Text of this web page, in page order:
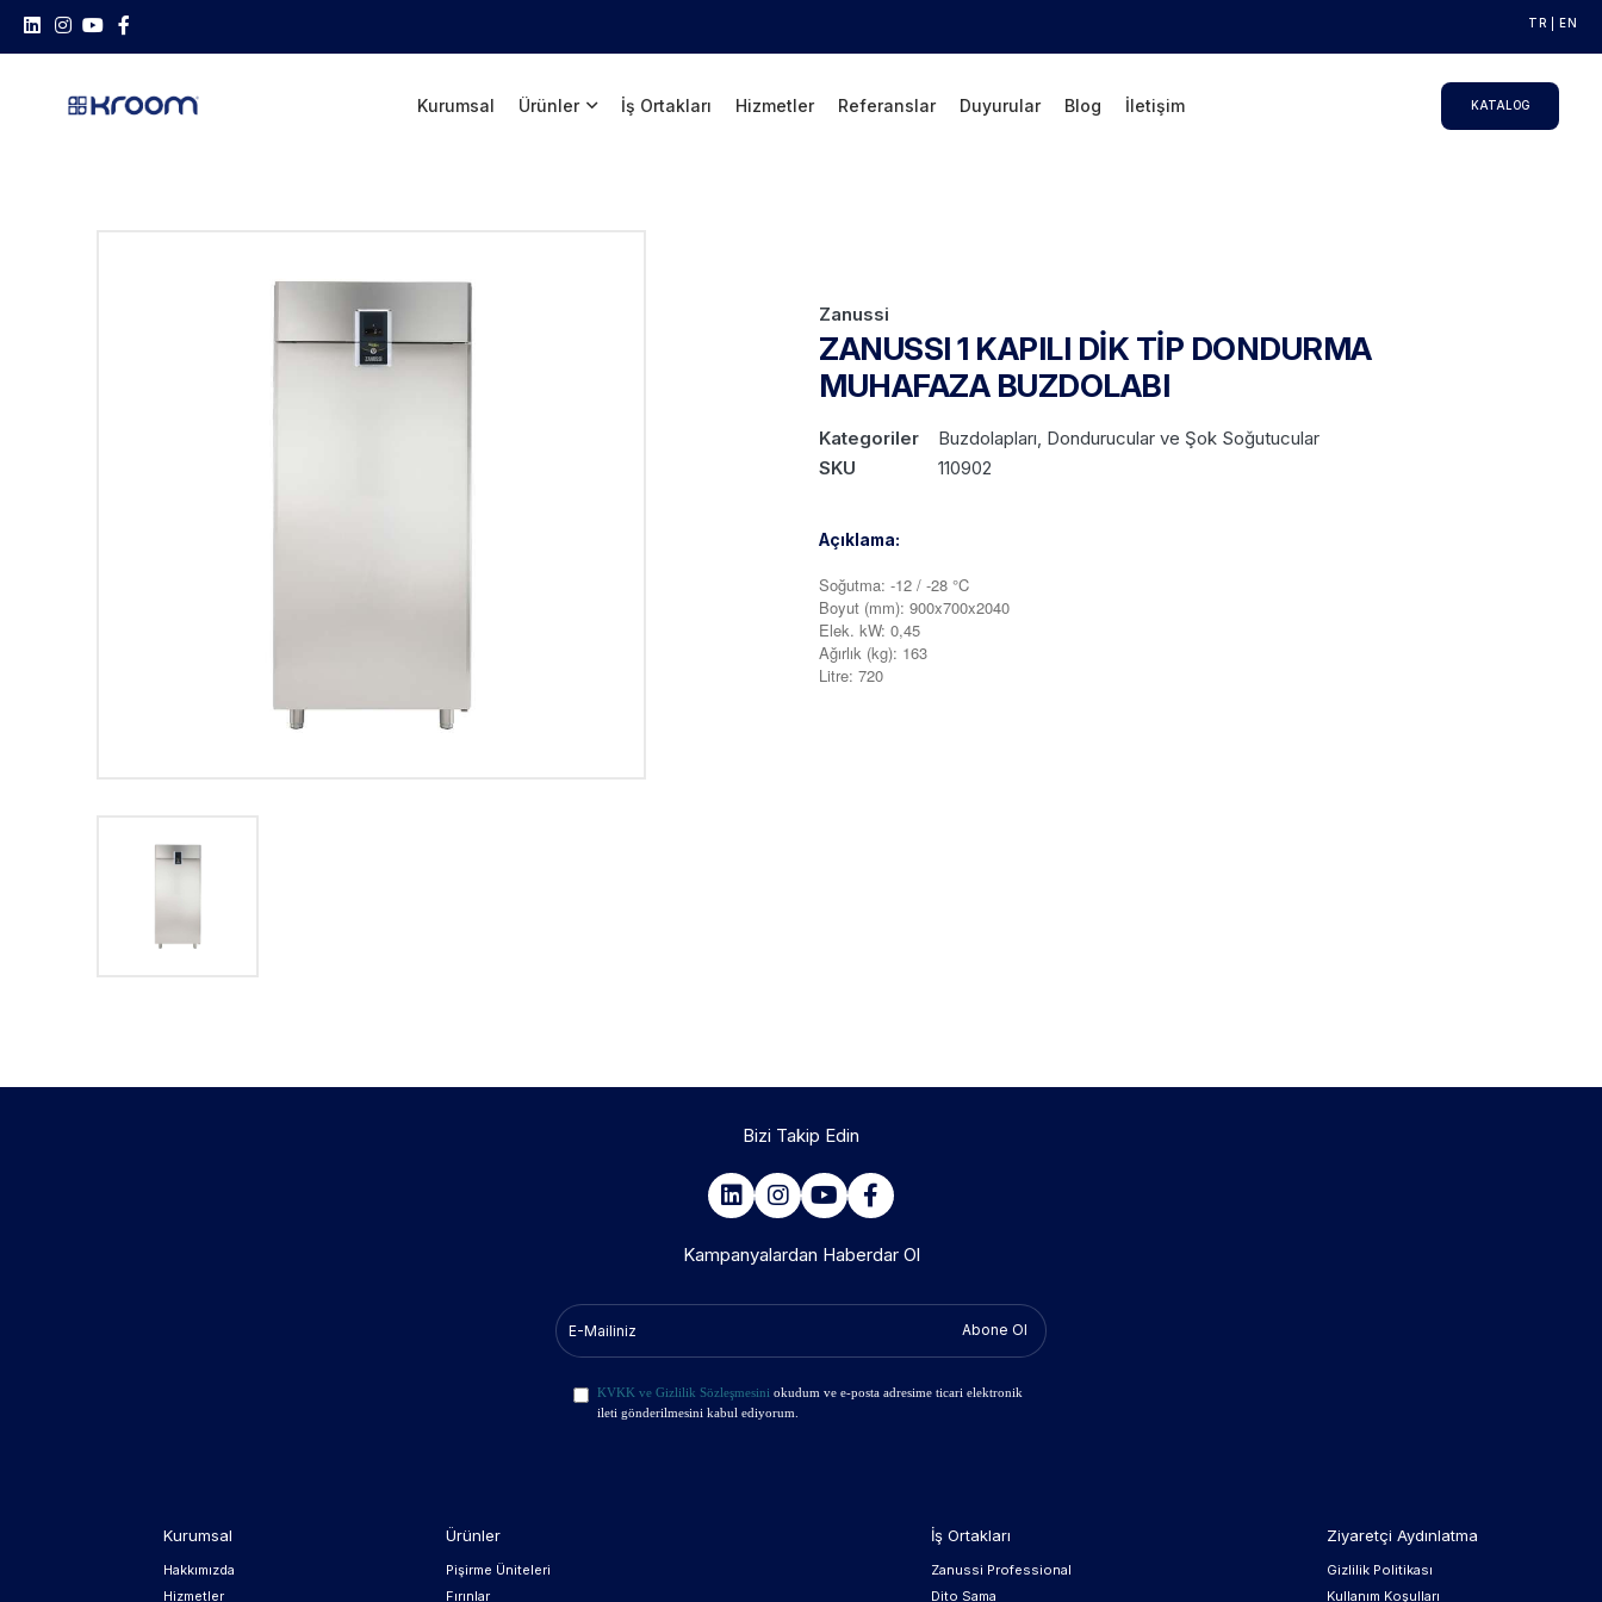
TR EN
Kurumsal Ürünler İş Ortakları Hizmetler Referanslar Duyurular Blog İletişim KATALOG
Zanussi
ZANUSSI 1 KAPILI DİK TİP DONDURMA
MUHAFAZA BUZDOLABI
Kategoriler
Buzdolapları, Dondurucular ve Şok Soğutucular
SKU
110902
Açıklama:
Soğutma: -12 / -28 °C
Boyut (mm): 900x700x2040
Elek. kW: 0,45
Ağırlık (kg): 163
Litre: 720
Bizi Takip Edin
Kampanyalardan Haberdar Ol
Abone Ol
KVKK ve Gizlilik Sözleşmesini okudum ve e-posta adresime ticari elektronik
ileti gönderilmesini kabul ediyorum.
Kurumsal
Hakkımızda
Hizmetler
Ürünler
Pişirme Üniteleri
Fırınlar
İş Ortakları
Zanussi Professional
Dito Sama
Ziyaretçi Aydınlatma
Gizlilik Politikası
Kullanım Koşulları